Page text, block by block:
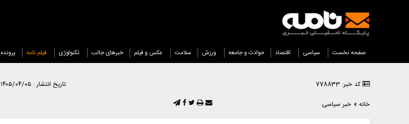
صفحه نخست سیاسی اقتصاد حوادث و جامعه ورزش سلامت عکس و فیلم خبرهای جالب تکنولوژی فیلم نامه پرونده
کد خبر: 778833 تاریخ انتشار : ۱۴۰۵/۰۴/۰۵ ۱۵:۵۰:۴۹
خانه
خبر سیاسی